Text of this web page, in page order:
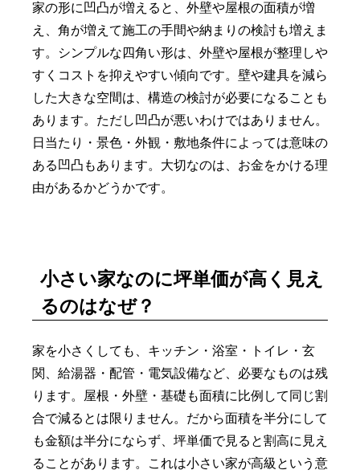
家の形に凹凸が増えると、外壁や屋根の面積が増
え、角が増えて施工の手間や納まりの検討も増えま
す。シンプルな四角い形は、外壁や屋根が整理しや
すくコストを抑えやすい傾向です。壁や建具を減ら
した大きな空間は、構造の検討が必要になることも
あります。ただし凹凸が悪いわけではありません。
日当たり・景色・外観・敷地条件によっては意味の
ある凹凸もあります。大切なのは、お金をかける理
由があるかどうかです。
小さい家なのに坪単価が高く見え
るのはなぜ？
家を小さくしても、キッチン・浴室・トイレ・玄
関、給湯器・配管・電気設備など、必要なものは残
ります。屋根・外壁・基礎も面積に比例して同じ割
合で減るとは限りません。だから面積を半分にして
も金額は半分にならず、坪単価で見ると割高に見え
ることがあります。これは小さい家が高級という意